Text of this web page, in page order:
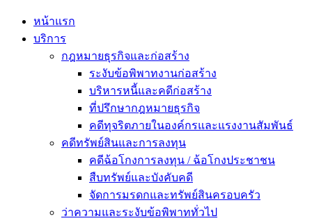
หน้าแรก
บริการ
กฎหมายธุรกิจและก่อสร้าง
ระงับข้อพิพาทงานก่อสร้าง
บริหารหนี้และคดีก่อสร้าง
ที่ปรึกษากฎหมายธุรกิจ
คดีทุจริตภายในองค์กรและแรงงานสัมพันธ์
คดีทรัพย์สินและการลงทุน
คดีฉ้อโกงการลงทุน / ฉ้อโกงประชาชน
สืบทรัพย์และบังคับคดี
จัดการมรดกและทรัพย์สินครอบครัว
ว่าความและระงับข้อพิพาททั่วไป